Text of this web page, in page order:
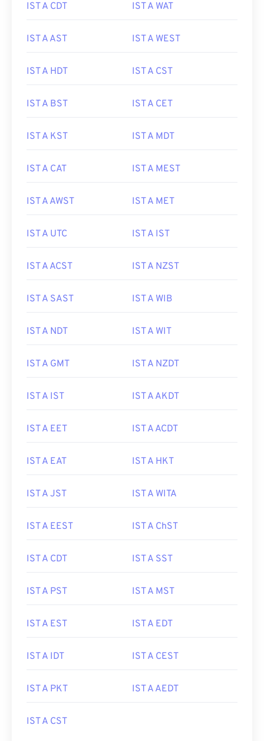
IST A CDT IST A WAT
IST A AST IST A WEST
IST A HDT IST A CST
IST A BST IST A CET
IST A KST IST A MDT
IST A CAT IST A MEST
IST A AWST IST A MET
IST A UTC IST A IST
IST A ACST IST A NZST
IST A SAST IST A WIB
IST A NDT IST A WIT
IST A GMT IST A NZDT
IST A IST IST A AKDT
IST A EET IST A ACDT
IST A EAT IST A HKT
IST A JST IST A WITA
IST A EEST IST A ChST
IST A CDT IST A SST
IST A PST IST A MST
IST A EST IST A EDT
IST A IDT IST A CEST
IST A PKT IST A AEDT
IST A CST